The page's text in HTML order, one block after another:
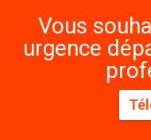
Vous
urgence